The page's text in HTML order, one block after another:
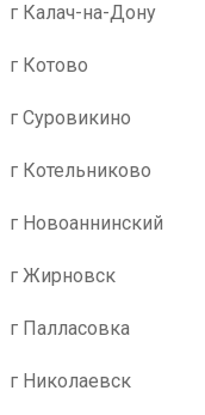
г Калач-на-Дону
г Котово
г Суровикино
г Котельниково
г Новоаннинский
г Жирновск
г Палласовка
г Николаевск